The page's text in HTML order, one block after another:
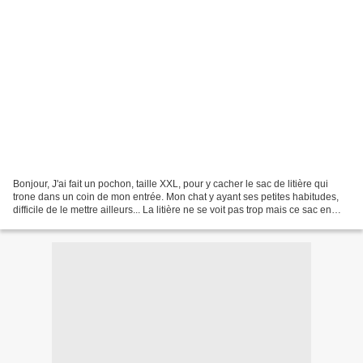
Bonjour, J'ai fait un pochon, taille XXL, pour y cacher le sac de litière qui
trone dans un coin de mon entrée. Mon chat y ayant ses petites habitudes,
difficile de le mettre ailleurs... La litière ne se voit pas trop mais ce sac en